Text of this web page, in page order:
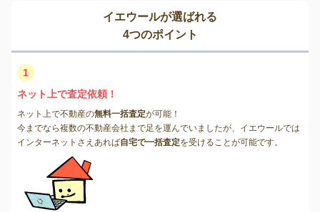
イエウールが選ばれる
4つのポイント
1
ネット上で査定依頼！
ネット上で不動産の無料一括査定が可能！
今までなら複数の不動産会社まで足を運んでいましたが、イエウールでは
インターネットさえあれば自宅で一括査定を受けることが可能です。